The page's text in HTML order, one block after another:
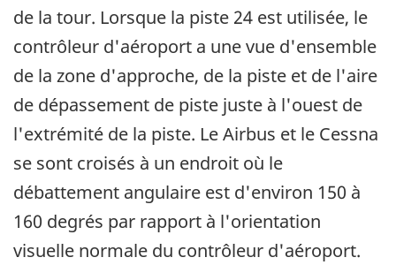
de la tour. Lorsque la piste 24 est utilisée, le
contrôleur d'aéroport a une vue d'ensemble
de la zone d'approche, de la piste et de l'aire
de dépassement de piste juste à l'ouest de
l'extrémité de la piste. Le Airbus et le Cessna
se sont croisés à un endroit où le
débattement angulaire est d'environ 150 à
160 degrés par rapport à l'orientation
visuelle normale du contrôleur d'aéroport.